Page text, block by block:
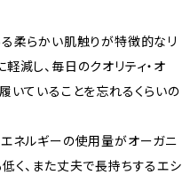
柔らかい肌触りが特徴的なリ
減し、毎日のクオリティ・オ
いていることを忘れるくらいの
エネルギーの使用量がオーガニ
く、また丈夫で長持ちするエシ